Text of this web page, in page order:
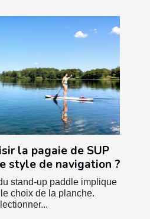
la pagaie de SUP
style de navigation ?
stand-up paddle implique
choix de la planche.